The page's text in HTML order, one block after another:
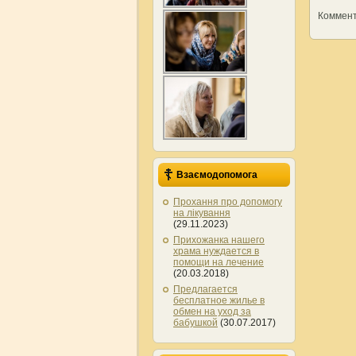
Взаємодопомога
Прохання про допомогу
на лікування
(29.11.2023)
Прихожанка нашего
храма нуждается в
помощи на лечение
(20.03.2018)
Предлагается
бесплатное жилье в
обмен на уход за
бабушкой (30.07.2017)